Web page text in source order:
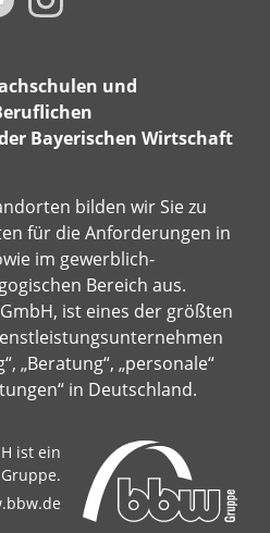
und
Bayerischen Wirtschaft
bilden wir Sie zu
für die Anforderungen in
im gewerblich-
Bereich aus.
ist eines der größten
„Beratung“, „personale“
in Deutschland.
ist ein